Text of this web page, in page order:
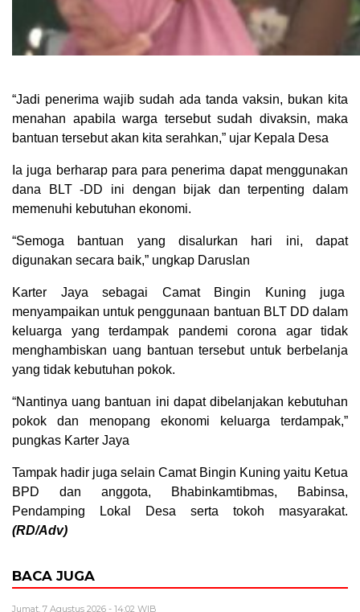
“Jadi penerima wajib sudah ada tanda vaksin, bukan kita
menahan apabila warga tersebut sudah divaksin, maka
bantuan tersebut akan kita serahkan,” ujar Kepala Desa
Ia juga berharap para para penerima dapat menggunakan
dana BLT -DD ini dengan bijak dan terpenting dalam
memenuhi kebutuhan ekonomi.
“Semoga bantuan yang disalurkan hari ini, dapat
digunakan secara baik,” ungkap Daruslan
Karter Jaya sebagai Camat Bingin Kuning juga
menyampaikan untuk penggunaan bantuan BLT DD dalam
keluarga yang terdampak pandemi corona agar tidak
menghambiskan uang bantuan tersebut untuk berbelanja
yang tidak kebutuhan pokok.
“Nantinya uang bantuan ini dapat dibelanjakan kebutuhan
pokok dan menopang ekonomi keluarga terdampak,”
pungkas Karter Jaya
Tampak hadir juga selain Camat Bingin Kuning yaitu Ketua
BPD dan anggota, Bhabinkamtibmas, Babinsa,
Pendamping Lokal Desa serta tokoh masyarakat.
(RD/Adv)
BACA JUGA
Jumat, 7 Agustus 2026 - 14:02 WIB